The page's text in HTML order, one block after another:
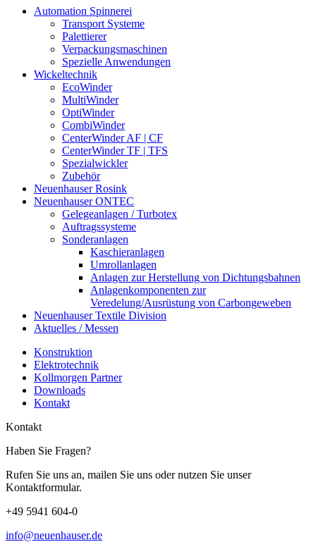
Automation Spinnerei
Transport Systeme
Palettierer
Verpackungsmaschinen
Spezielle Anwendungen
Wickeltechnik
EcoWinder
MultiWinder
OptiWinder
CombiWinder
CenterWinder AF | CF
CenterWinder TF | TFS
Spezialwickler
Zubehör
Neuenhauser Rosink
Neuenhauser ONTEC
Gelegeanlagen / Turbotex
Auftragssysteme
Sonderanlagen
Kaschieranlagen
Umrollanlagen
Anlagen zur Herstellung von Dichtungsbahnen
Anlagenkomponenten zur
Veredelung/Ausrüstung von Carbongeweben
Neuenhauser Textile Division
Aktuelles / Messen
Konstruktion
Elektrotechnik
Kollmorgen Partner
Downloads
Kontakt
Kontakt
Haben Sie Fragen?
Rufen Sie uns an, mailen Sie uns oder nutzen Sie unser
Kontaktformular.
+49 5941 604-0
info@neuenhauser.de